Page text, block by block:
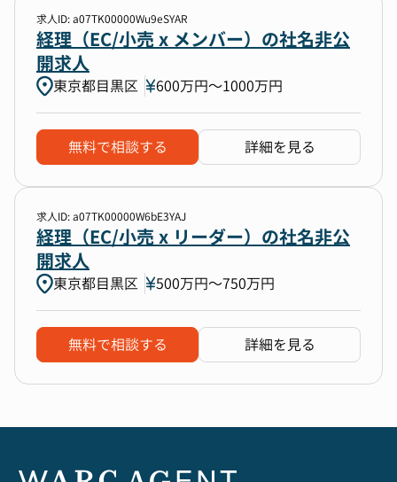
求人ID: a07TK00000Wu9eSYAR
経理（EC/小売 x メンバー）の社名非公
開求人
東京都目黒区 600万円〜1000万円
無料で相談する 詳細を見る
求人ID: a07TK00000W6bE3YAJ
経理（EC/小売 x リーダー）の社名非公
開求人
東京都目黒区 500万円〜750万円
無料で相談する 詳細を見る